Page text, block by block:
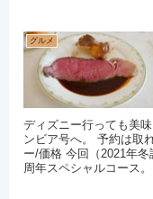
グルメ
ディズニー行っても美
ンビア号へ。 予約は取
ー/価格 今回（2021年
周年スペシャルコース。